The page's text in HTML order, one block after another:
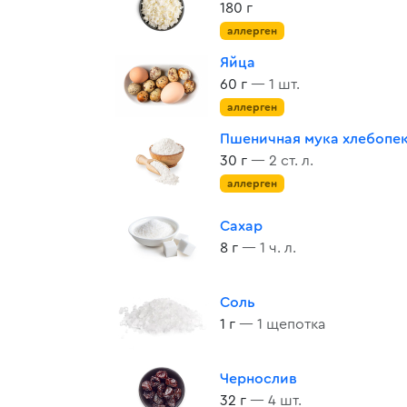
180 г
аллерген
Яйца
60 г — 1 шт.
аллерген
Пшеничная мука
30 г — 2 ст. л.
аллерген
Сахар
8 г — 1 ч. л.
Соль
1 г — 1 щепотка
Чернослив
32 г — 4 шт.